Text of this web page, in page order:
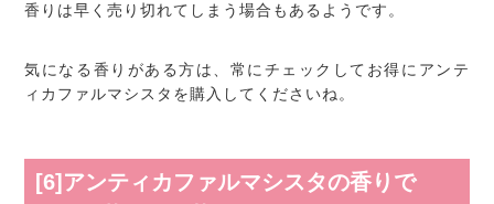
香りは早く売り切れてしまう場合もあるようです。
気になる香りがある方は、常にチェックしてお得にアンテ
ィカファルマシスタを購入してくださいね。
[6]アンティカファルマシスタの香りで